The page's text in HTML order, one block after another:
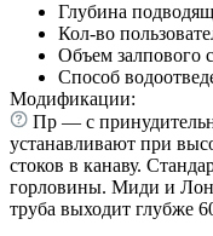
Глубина
Кол-во
Объем залпового
Способ
Модификации:
Пр — с
устанавливают при
стоков в канаву.
горловины. Миди и
труба выходит глубже